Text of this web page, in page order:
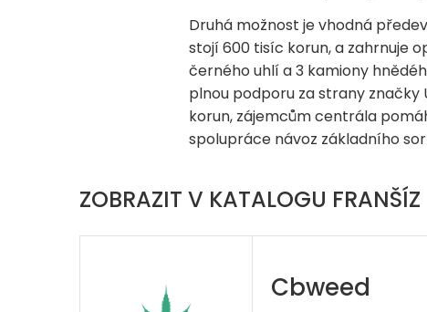
Druhá možnost je vhodná
stojí 600 tisíc korun, a zahrnuje
černého uhlí a 3 kamiony
plnou podporu za strany
korun, zájemcům centrála
spolupráce návoz základního
ZOBRAZIT V KATALOGU FRANŠÍZ
Cbweed